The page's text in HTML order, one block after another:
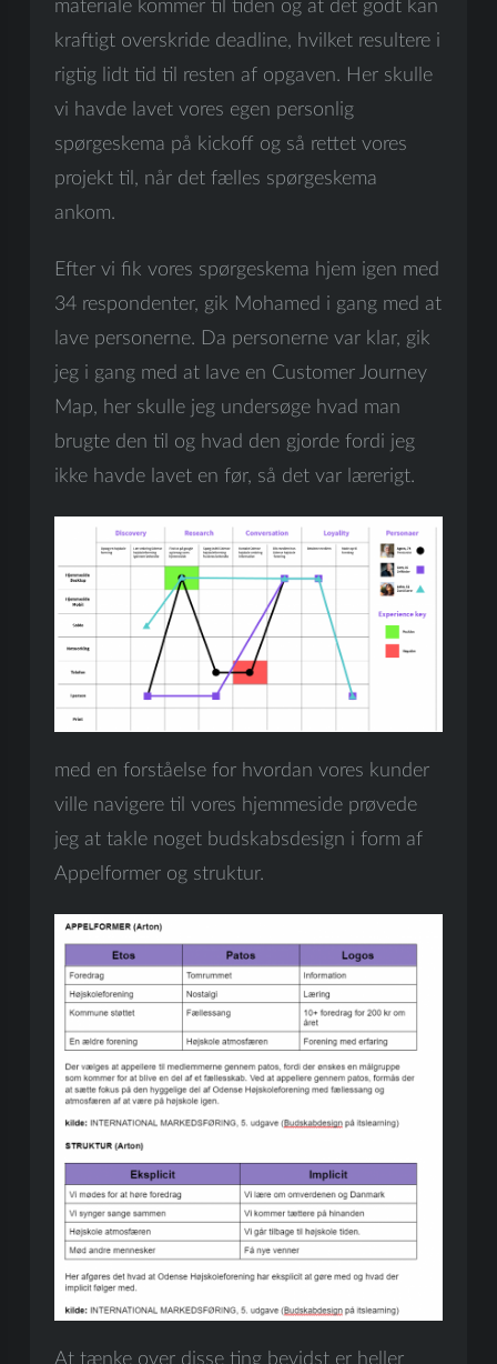
materiale kommer til tiden og at det godt kan
kraftigt overskride deadline, hvilket resultere i
rigtig lidt tid til resten af opgaven. Her skulle
vi havde lavet vores egen personlig
spørgeskema på kickoff og så rettet vores
projekt til, når det fælles spørgeskema
ankom.
Efter vi fik vores spørgeskema hjem igen med
34 respondenter, gik Mohamed i gang med at
lave personerne. Da personerne var klar, gik
jeg i gang med at lave en Customer Journey
Map, her skulle jeg undersøge hvad man
brugte den til og hvad den gjorde fordi jeg
ikke havde lavet en før, så det var lærerigt.
med en forståelse for hvordan vores kunder
ville navigere til vores hjemmeside prøvede
jeg at takle noget budskabsdesign i form af
Appelformer og struktur.
At tænke over disse ting bevidst er heller